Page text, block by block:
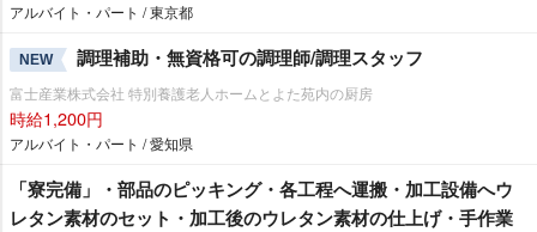
アルバイト・パート / 東京都
NEW 調理補助・無資格可の調理師/調理スタッフ
富士産業株式会社 特別養護老人ホームとよた苑内の厨房
時給1,200円
アルバイト・パート / 愛知県
「寮完備」・部品のピッキング・各工程へ運搬・加工設備へウ
レタン素材のセット・加工後のウレタン素材の仕上げ・手作業